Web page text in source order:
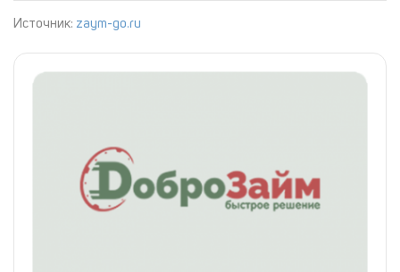
Источник: zaym-go.ru